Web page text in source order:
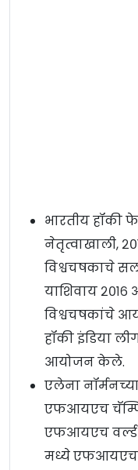
भारतीय हॉकी
नेतृत्वाखाली,
विश्वचषकाचे
याशिवाय
विश्वचषकांचे
हॉकी इंडिया
आयोजन केले.
एलेना
एफआयएच
एफआयएच
मध्ये एफआयएच